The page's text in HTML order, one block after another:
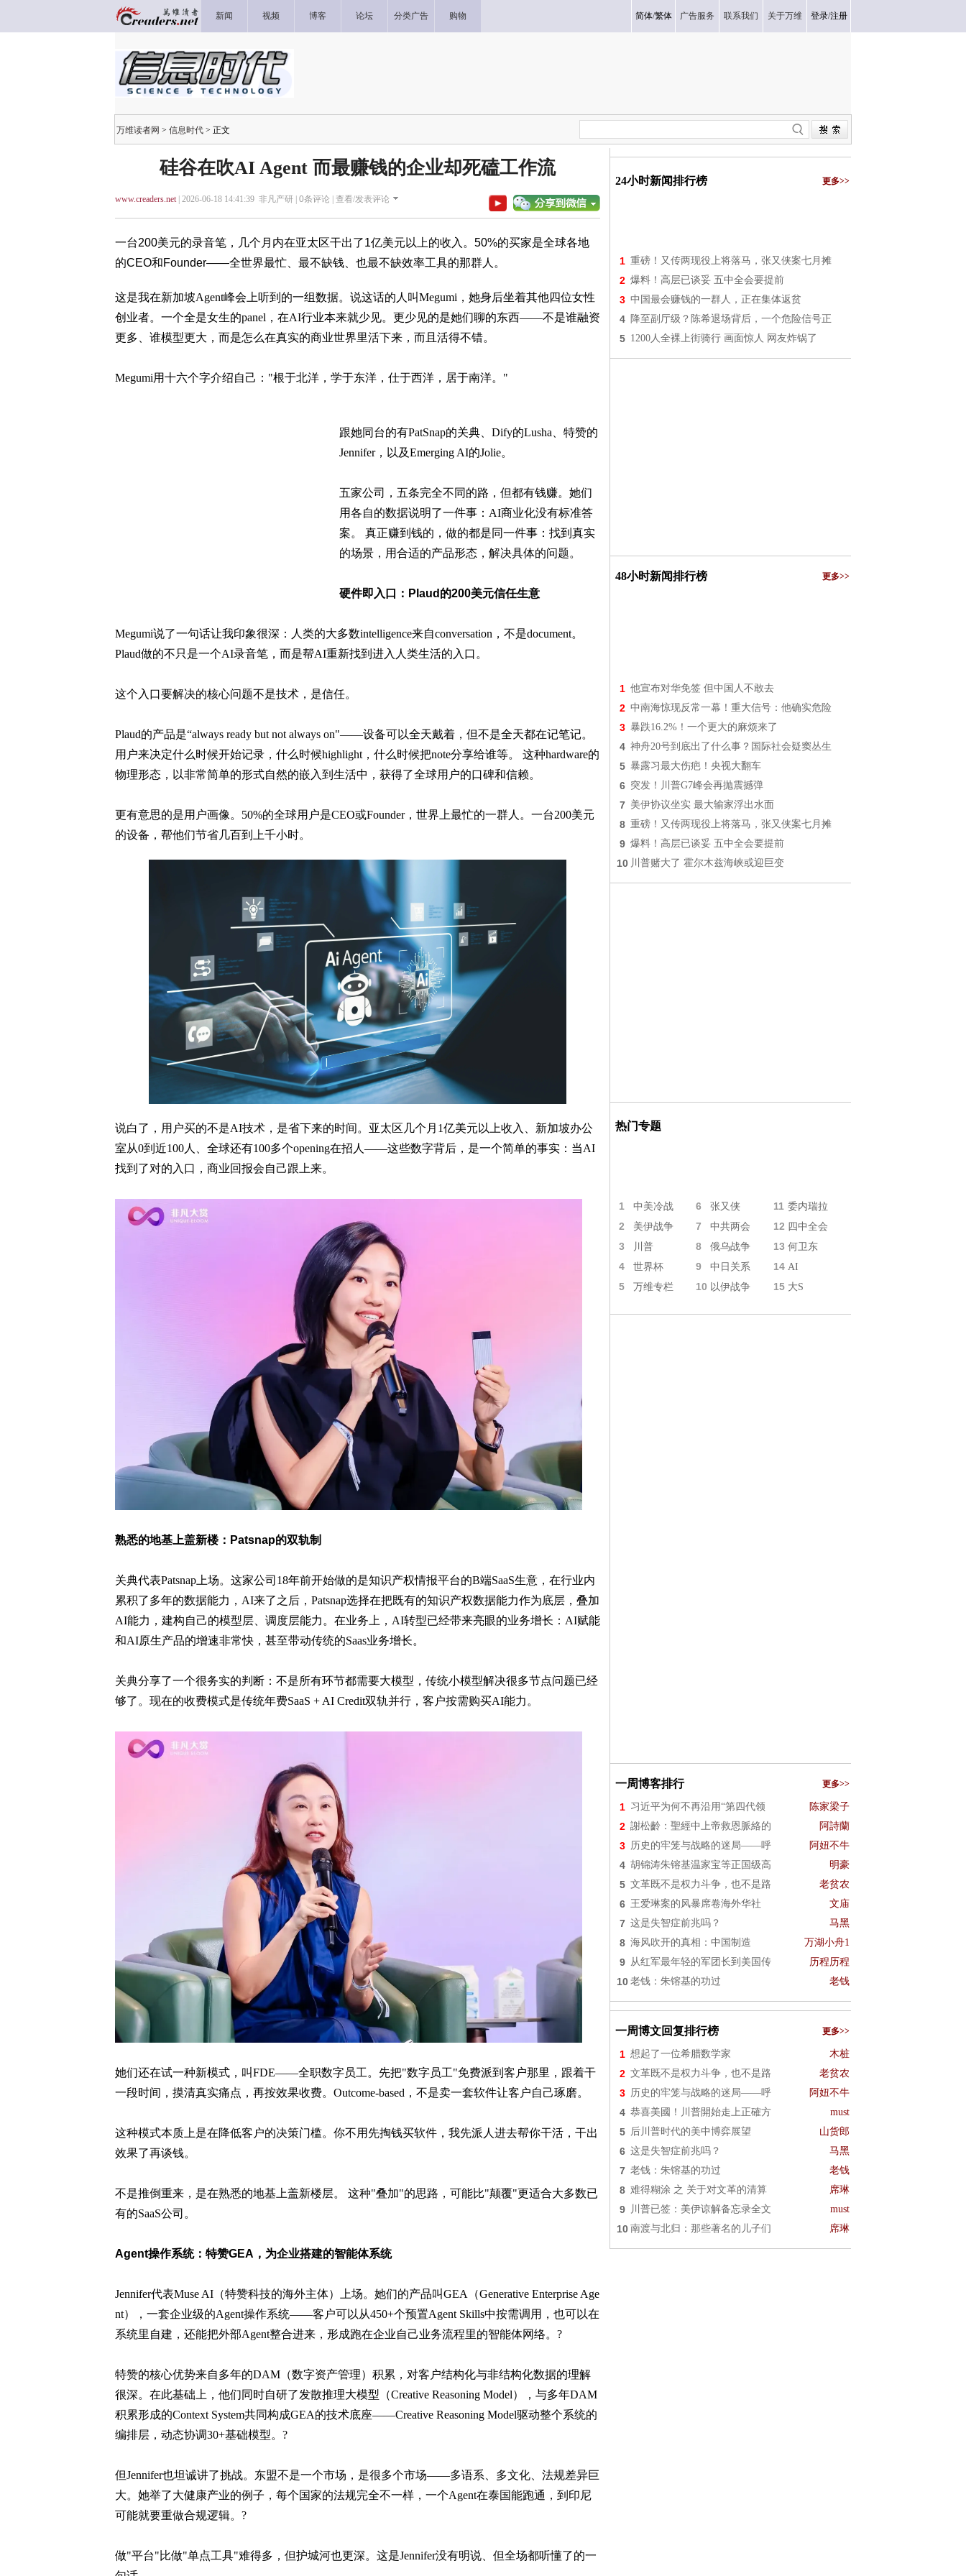
新闻 视频 博客 论坛 分类广告 购物 简体/繁体 广告服务 联系我们 关于万维 登录/注册
万维读者网 > 信息时代 > 正文
硅谷在吹AI Agent 而最赚钱的企业却死磕工作流
www.creaders.net| 2026-06-18 14:41:39 非凡产研 | 0条评论 | 查看/发表评论
一台200美元的录音笔，几个月内在亚太区干出了1亿美元以上的收入。50%的买家是全球各地
的CEO和Founder——全世界最忙、最不缺钱、也最不缺效率工具的那群人。
这是我在新加坡Agent峰会上听到的一组数据。说这话的人叫Megumi，她身后坐着其他四位女性
创业者。一个全是女生的panel，在AI行业本来就少见。更少见的是她们聊的东西——不是谁融资
更多、谁模型更大，而是怎么在真实的商业世界里活下来，而且活得不错。
Megumi用十六个字介绍自己："根于北洋，学于东洋，仕于西洋，居于南洋。"
跟她同台的有PatSnap的关典、Dify的Lusha、特赞的
Jennifer，以及Emerging AI的Jolie。
五家公司，五条完全不同的路，但都有钱赚。她们
用各自的数据说明了一件事：AI商业化没有标准答
案。 真正赚到钱的，做的都是同一件事：找到真实
的场景，用合适的产品形态，解决具体的问题。
硬件即入口：Plaud的200美元信任生意
Megumi说了一句话让我印象很深：人类的大多数intelligence来自conversation，不是document。
Plaud做的不只是一个AI录音笔，而是帮AI重新找到进入人类生活的入口。
这个入口要解决的核心问题不是技术，是信任。
Plaud的产品是“always ready but not always on"——设备可以全天戴着，但不是全天都在记笔记。
用户来决定什么时候开始记录，什么时候highlight，什么时候把note分享给谁等。 这种hardware的
物理形态，以非常简单的形式自然的嵌入到生活中，获得了全球用户的口碑和信赖。
更有意思的是用户画像。50%的全球用户是CEO或Founder，世界上最忙的一群人。一台200美元
的设备，帮他们节省几百到上千小时。
说白了，用户买的不是AI技术，是省下来的时间。亚太区几个月1亿美元以上收入、新加坡办公
室从0到近100人、全球还有100多个opening在招人——这些数字背后，是一个简单的事实：当AI
找到了对的入口，商业回报会自己跟上来。
熟悉的地基上盖新楼：Patsnap的双轨制
关典代表Patsnap上场。这家公司18年前开始做的是知识产权情报平台的B端SaaS生意，在行业内
累积了多年的数据能力，AI来了之后，Patsnap选择在把既有的知识产权数据能力作为底层，叠加
AI能力，建构自己的模型层、调度层能力。在业务上，AI转型已经带来亮眼的业务增长：AI赋能
和AI原生产品的增速非常快，甚至带动传统的Saas业务增长。
关典分享了一个很务实的判断：不是所有环节都需要大模型，传统小模型解决很多节点问题已经
够了。现在的收费模式是传统年费SaaS + AI Credit双轨并行，客户按需购买AI能力。
她们还在试一种新模式，叫FDE——全职数字员工。先把"数字员工"免费派到客户那里，跟着干
一段时间，摸清真实痛点，再按效果收费。Outcome-based，不是卖一套软件让客户自己琢磨。
这种模式本质上是在降低客户的决策门槛。你不用先掏钱买软件，我先派人进去帮你干活，干出
效果了再谈钱。
不是推倒重来，是在熟悉的地基上盖新楼层。 这种"叠加"的思路，可能比"颠覆"更适合大多数已
有的SaaS公司。
Agent操作系统：特赞GEA，为企业搭建的智能体系统
Jennifer代表Muse AI（特赞科技的海外主体）上场。她们的产品叫GEA（Generative Enterprise Age
nt），一套企业级的Agent操作系统——客户可以从450+个预置Agent Skills中按需调用，也可以在
系统里自建，还能把外部Agent整合进来，形成跑在企业自己业务流程里的智能体网络。?
特赞的核心优势来自多年的DAM（数字资产管理）积累，对客户结构化与非结构化数据的理解
很深。在此基础上，他们同时自研了发散推理大模型（Creative Reasoning Model），与多年DAM
积累形成的Context System共同构成GEA的技术底座——Creative Reasoning Model驱动整个系统的
编排层，动态协调30+基础模型。?
但Jennifer也坦诚讲了挑战。东盟不是一个市场，是很多个市场——多语系、多文化、法规差异巨
大。她举了大健康产业的例子，每个国家的法规完全不一样，一个Agent在泰国能跑通，到印尼
可能就要重做合规逻辑。?
做"平台"比做"单点工具"难得多，但护城河也更深。这是Jennifer没有明说、但全场都听懂了的一
24小时新闻排行榜 更多>>
1 重磅！又传两现役上将落马，张又侠案七月摊
2 爆料！高层已谈妥 五中全会要提前
3 中国最会赚钱的一群人，正在集体返贫
4 降至副厅级？陈希退场背后，一个危险信号正
5 1200人全裸上街骑行 画面惊人 网友炸锅了
48小时新闻排行榜 更多>>
1 他宣布对华免签 但中国人不敢去
2 中南海惊现反常一幕！重大信号：他确实危险
3 暴跌16.2%！一个更大的麻烦来了
4 神舟20号到底出了什么事？国际社会疑窦丛生
5 暴露习最大伤疤！央视大翻车
6 突发！川普G7峰会再抛震撼弹
7 美伊协议坐实 最大输家浮出水面
8 重磅！又传两现役上将落马，张又侠案七月摊
9 爆料！高层已谈妥 五中全会要提前
10 川普赌大了 霍尔木兹海峡或迎巨变
热门专题
1 中美冷战 6 张又侠 11 委内瑞拉
2 美伊战争 7 中共两会 12 四中全会
3 川普 8 俄乌战争 13 何卫东
4 世界杯 9 中日关系 14 AI
5 万维专栏 10 以伊战争 15 大S
一周博客排行 更多>>
1 习近平为何不再沿用“第四代领 陈家梁子
2 謝松齡：聖經中上帝救恩脈絡的 阿詩蘭
3 历史的牢笼与战略的迷局——呼 阿妞不牛
4 胡锦涛朱镕基温家宝等正国级高 明豪
5 文革既不是权力斗争，也不是路 老贫农
6 王爱琳案的风暴席卷海外华社 文庙
7 这是失智症前兆吗？ 马黑
8 海风吹开的真相：中国制造 万湖小舟1
9 从红军最年轻的军团长到美国传 历程历程
10 老钱：朱镕基的功过 老钱
一周博文回复排行榜 更多>>
1 想起了一位希腊数学家 木桩
2 文革既不是权力斗争，也不是路 老贫农
3 历史的牢笼与战略的迷局——呼 阿妞不牛
4 恭喜美國！川普開始走上正確方 must
5 后川普时代的美中博弈展望 山货郎
6 这是失智症前兆吗？ 马黑
7 老钱：朱镕基的功过 老钱
8 难得糊涂 之 关于对文革的清算 席琳
9 川普已签：美伊谅解备忘录全文 must
10 南渡与北归：那些著名的儿子们 席琳